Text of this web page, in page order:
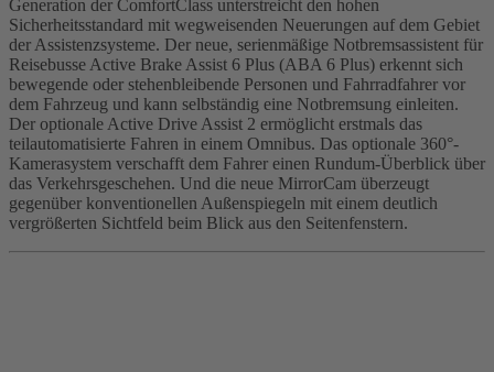
Generation der ComfortClass unterstreicht den hohen
Sicherheitsstandard mit wegweisenden Neuerungen auf dem Gebiet
der Assistenzsysteme. Der neue, serienmäßige Notbremsassistent für
Reisebusse Active Brake Assist 6 Plus (ABA 6 Plus) erkennt sich
bewegende oder stehenbleibende Personen und Fahrradfahrer vor
dem Fahrzeug und kann selbständig eine Notbremsung einleiten.
Der optionale Active Drive Assist 2 ermöglicht erstmals das
teilautomatisierte Fahren in einem Omnibus. Das optionale 360°-
Kamerasystem verschafft dem Fahrer einen Rundum-Überblick über
das Verkehrsgeschehen. Und die neue MirrorCam überzeugt
gegenüber konventionellen Außenspiegeln mit einem deutlich
vergrößerten Sichtfeld beim Blick aus den Seitenfenstern.